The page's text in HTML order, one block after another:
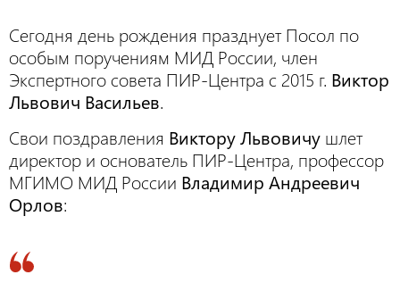
Сегодня день рождения празднует Посол по
особым поручениям МИД России, член
Экспертного совета ПИР-Центра с 2015 г. Виктор
Львович Васильев.
Свои поздравления Виктору Львовичу шлет
директор и основатель ПИР-Центра, профессор
МГИМО МИД России Владимир Андреевич
Орлов: